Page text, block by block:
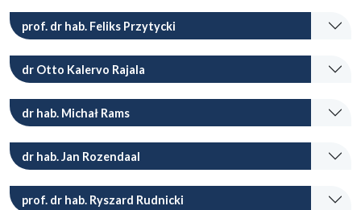
prof. dr hab. Feliks Przytycki
dr Otto Kalervo Rajala
dr hab. Michał Rams
dr hab. Jan Rozendaal
prof. dr hab. Ryszard Rudnicki